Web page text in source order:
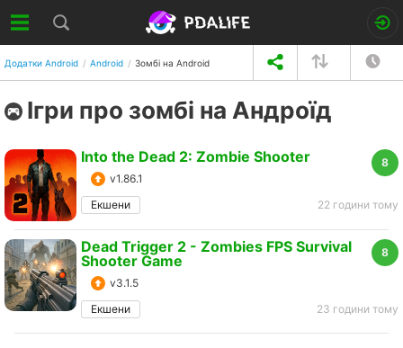
Додатки Android Android Зомбі на Android
Ігри про зомбі на Андроїд
8
Into the Dead 2: Zombie Shooter
v1.86.1
Екшени
22 години тому
8
Dead Trigger 2 - Zombies FPS Survival
Shooter Game
v3.1.5
Екшени
23 години тому